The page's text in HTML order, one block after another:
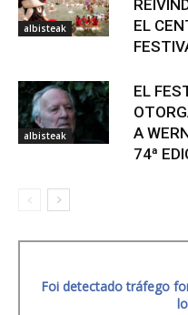
albisteak
EL
albisteak
EL
A
74ª